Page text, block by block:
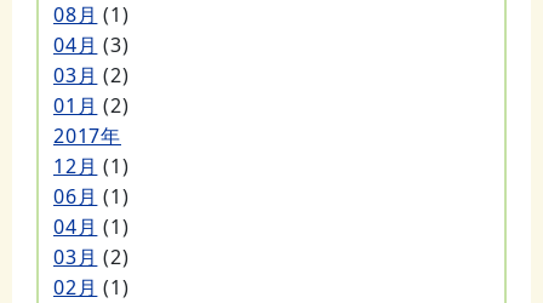
08月 (1)
04月 (3)
03月 (2)
01月 (2)
2017年
12月 (1)
06月 (1)
04月 (1)
03月 (2)
02月 (1)